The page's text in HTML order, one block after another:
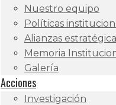
Nuestro equipo
Políticas
Alianzas
Memoria
Galería
Acciones
Investigación